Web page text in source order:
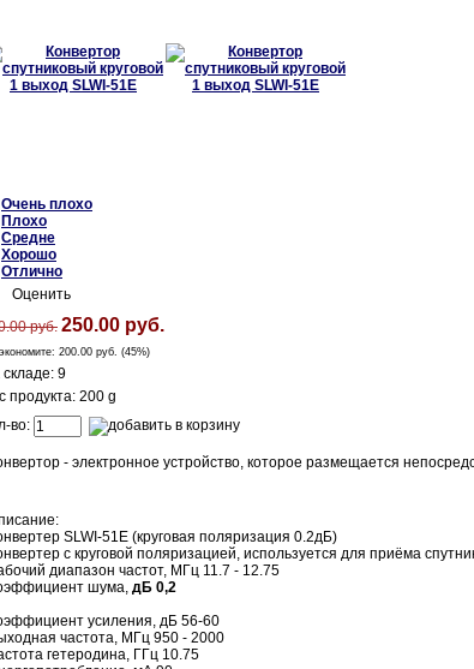
Очень плохо
Плохо
Средне
Хорошо
Отлично
Оценить
руб. 250.00 руб.
200.00 руб. (45%)
складе: 9
продукта: 200 g
во:
- электронное устройство, которое размещается
SLWI-51E (круговая поляризация 0.2дБ)
с круговой поляризацией, используется для приёма
диапазон частот, МГц 11.7 - 12.75
шума, дБ 0,2
усиления, дБ 56-60
частота, МГц 950 - 2000
гетеродина, ГГц 10.75